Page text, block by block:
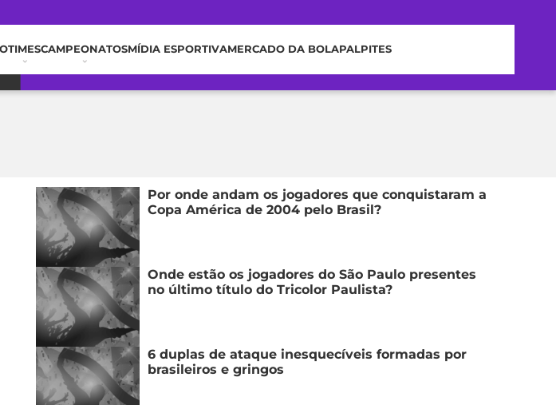
TIMESCAMPEONATOSMÍDIA ESPORTIVAMERCADO DA BOLAPALPITES
Por onde andam os jogadores que conquistaram a
Copa América de 2004 pelo Brasil?
Onde estão os jogadores do São Paulo presentes
no último título do Tricolor Paulista?
6 duplas de ataque inesquecíveis formadas por
brasileiros e gringos